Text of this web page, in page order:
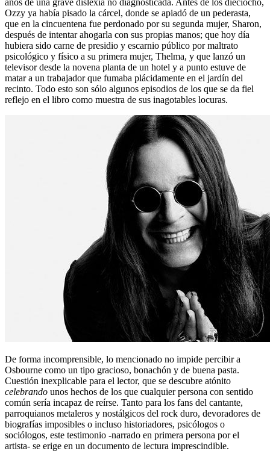
Ozzy ya había pisado la cárcel, donde se apiadó de un pederasta,
que en la cincuentena fue perdonado por su segunda mujer, Sharon,
después de intentar ahogarla con sus propias manos; que hoy día
hubiera sido carne de presidio y escarnio público por maltrato
psicológico y físico a su primera mujer, Thelma, y que lanzó un
televisor desde la novena planta de un hotel y a punto estuve de
matar a un trabajador que fumaba plácidamente en el jardín del
recinto. Todo esto son sólo algunos episodios de los que se da fiel
reflejo en el libro como muestra de sus inagotables locuras.
De forma incomprensible, lo mencionado no impide percibir a
Osbourne como un tipo gracioso, bonachón y de buena pasta.
Cuestión inexplicable para el lector, que se descubre atónito
celebrando unos hechos de los que cualquier persona con sentido
común sería incapaz de reírse. Tanto para los fans del cantante,
parroquianos metaleros y nostálgicos del rock duro, devoradores de
biografías imposibles o incluso historiadores, psicólogos o
sociólogos, este testimonio -narrado en primera persona por el
artista- se erige en un documento de lectura imprescindible.